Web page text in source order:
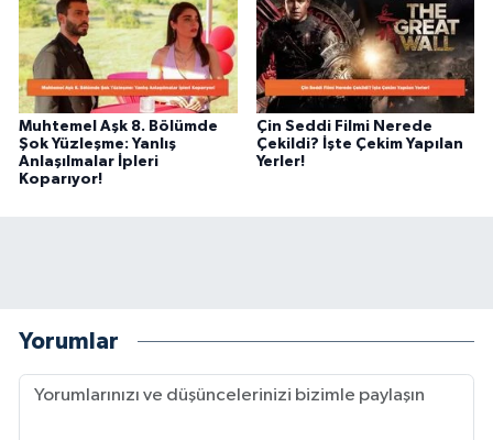
Muhtemel Aşk 8. Bölümde
Şok Yüzleşme: Yanlış
Anlaşılmalar İpleri
Koparıyor!
Çin Seddi Filmi Nerede
Çekildi? İşte Çekim Yapılan
Yerler!
Yorumlar